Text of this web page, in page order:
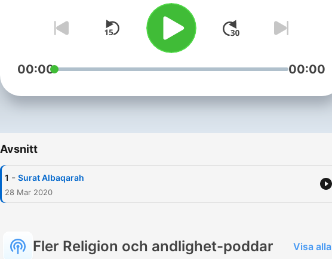
00:00 00:00
Avsnitt
1 - Surat Albaqarah
28 Mar 2020
Fler Religion och andlighet-poddar Visa alla